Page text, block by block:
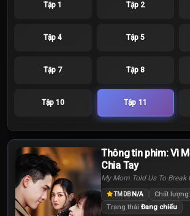
Tập 1 Tập 2
Tập 4 Tập 5
Tập 7 Tập 8
Tập 10 Tập 11
Thông tin phim: Vì
Chia Tay
My Mom Told Us To Break
TMDBN/A Chất lượng:
Trạng thái:Đang chiếu